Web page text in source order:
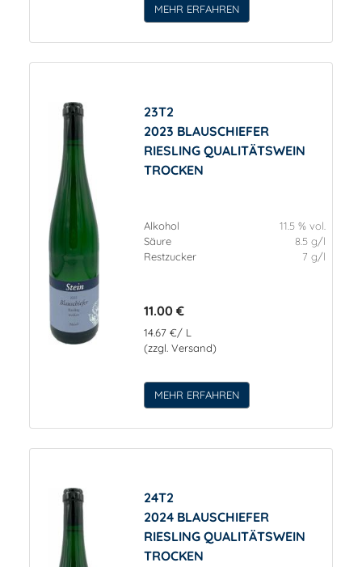
MEHR ERFAHREN
23T2
2023 BLAUSCHIEFER
RIESLING QUALITÄTSWEIN
TROCKEN
Alkohol
11.5 % vol.
Säure
8.5 g/l
Restzucker
7 g/l
11.00 €
14.67 €/ L
(zzgl. Versand)
MEHR ERFAHREN
24T2
2024 BLAUSCHIEFER
RIESLING QUALITÄTSWEIN
TROCKEN